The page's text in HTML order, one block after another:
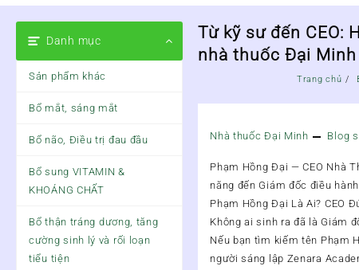
Danh mục
Sản phẩm khác
Bổ mắt, sáng mắt
Bổ não, Điều trị đau đầu
Bổ sung VITAMIN &
KHOÁNG CHẤT
Bổ thận tráng dương, tăng
cường sinh lý và rối loạn
tiểu tiện
Từ kỹ sư đến CEO:
nhà thuốc Đại Minh
Trang chủ
Nhà thuốc Đại Minh Blog
Phạm Hồng Đại — CEO Nhà
năng đến Giám đốc điều
Phạm Hồng Đại Là Ai? CEO
Không ai sinh ra đã là Giám
Nếu bạn tìm kiếm tên Phạm
người sáng lập Zenara